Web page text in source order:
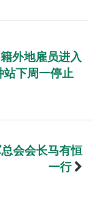
外地雇员进入
站下周一停止
会会长马有恒
一行